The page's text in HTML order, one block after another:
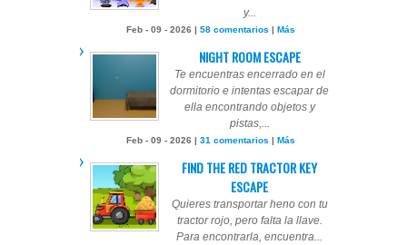
y...
Feb - 09 - 2026 | 58 comentarios | Más
NIGHT ROOM ESCAPE
Te encuentras encerrado en el
dormitorio e intentas escapar de
ella encontrando objetos y
pistas,...
Feb - 09 - 2026 | 31 comentarios | Más
FIND THE RED TRACTOR KEY
ESCAPE
Quieres transportar heno con tu
tractor rojo, pero falta la llave.
Para encontrarla, encuentra...